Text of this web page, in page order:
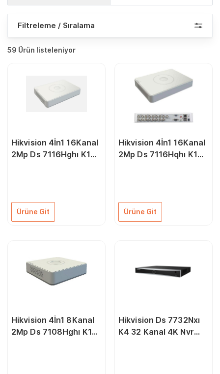
Filtreleme / Sıralama
59 Ürün listeleniyor
Hikvision 4İn1 16Kanal
2Mp Ds 7116Hghı K1
Ürüne Git
Hikvision 4İn1 16Kanal
2Mp Ds 7116Hqhı K1
Ürüne Git
Hikvision 4İn1 8Kanal
2Mp Ds 7108Hghı K1
Hikvision Ds 7732Nxı
K4 32 Kanal 4K Nvr